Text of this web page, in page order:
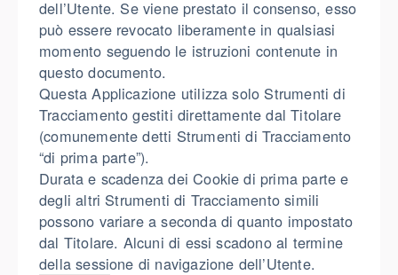
dell’Utente. Se viene prestato il consenso, esso
può essere revocato liberamente in qualsiasi
momento seguendo le istruzioni contenute in
questo documento.
Questa Applicazione utilizza solo Strumenti di
Tracciamento gestiti direttamente dal Titolare
(comunemente detti Strumenti di Tracciamento
“di prima parte”).
Durata e scadenza dei Cookie di prima parte e
degli altri Strumenti di Tracciamento simili
possono variare a seconda di quanto impostato
dal Titolare. Alcuni di essi scadono al termine
della sessione di navigazione dell’Utente.